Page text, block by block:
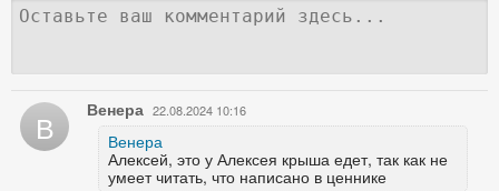
В Венера 22.08.2024 10:16
Венера
Алексей, это у Алексея крыша едет, так как не
умеет читать, что написано в ценнике